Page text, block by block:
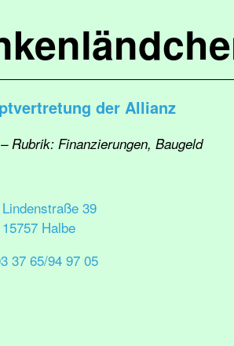
der Allianz
Rubrik: Finanzierungen, Baugeld
Lindenstraße 39
15757 Halbe
37 65/94 97 05